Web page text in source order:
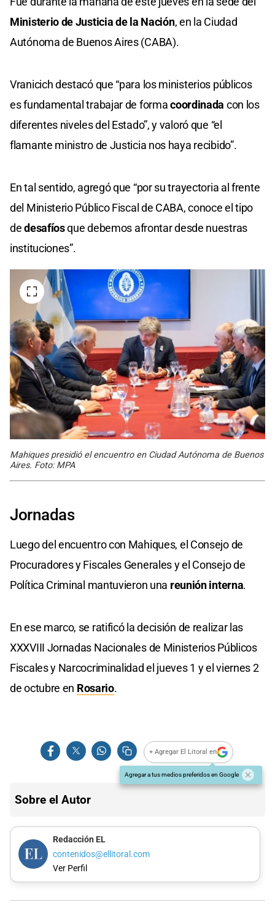
Ministerio de Justicia de la Nación, en la Ciudad
Autónoma de Buenos Aires (CABA).
Vranicich destacó que “para los ministerios públicos
es fundamental trabajar de formacoordinada con los
diferentes niveles del Estado”, y valoró que “el
flamante ministro de Justicia nos haya recibido”.
En tal sentido, agregó que “por su trayectoria al frente
del Ministerio Público Fiscal de CABA, conoce el tipo
dedesafíosque debemos afrontar desde nuestras
instituciones”.
Mahiques presidió el encuentro en Ciudad Autónoma de Buenos
Aires. Foto: MPA
Jornadas
Luego del encuentro con Mahiques, el Consejo de
Procuradores y Fiscales Generales y el Consejo de
Política Criminal mantuvieron una reunión interna.
En ese marco, se ratificó la decisión de realizar las
XXXVIII Jornadas Nacionales de Ministerios Públicos
Fiscales y Narcocriminalidad el jueves 1 y el viernes 2
de octubre en Rosario.
+ Agregar El Litoral en
Agregar a tus medios preferidos en Google
Sobre el Autor
Redacción EL
contenidos@ellitoral.com
Ver Perfil